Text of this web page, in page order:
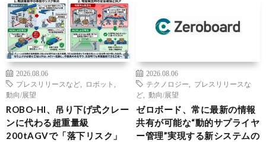
2026.08.06
プレスリリースなど
ロボット
動向/展望
ROBO-HI、吊り下げ式クレー
ンに代わる超重量級
200tAGVで「落下リスク」
2026.08.06
テクノロジー
プレスリリースな
ど
動向/展望
ゼロボード、常に最新の情報
共有が可能な“動的サプライヤ
ー管理”実現する新システムの